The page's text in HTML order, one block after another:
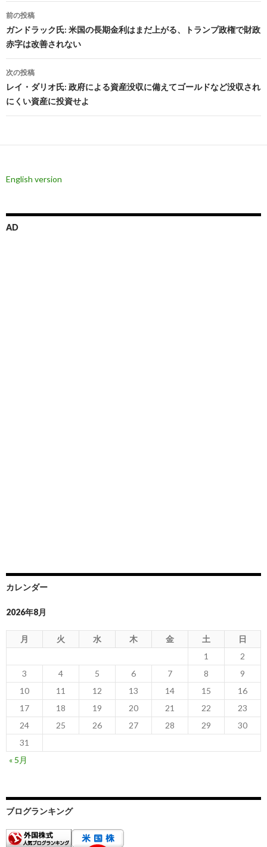
投
稿
ナ
ビ
ゲ
ー
ン
前の投稿
ガンドラック氏: 米国の長期金利はまだ上がる、トランプ政権で財政
赤字は改善されない
次の投稿
レイ・ダリオ氏: 政府による資産没収に備えてゴールドなど没収され
にくい資産に投資せよ
English version
AD
カレンダー
2026年8月
月 火 水 木 金 土
日
1
2
3
4 5 6 7 8
9
10
11 12 13 14 15
16
17
18 19 20 21 22
23
24
25 26 27 28 29
30
31
« 5月
ブログランキング